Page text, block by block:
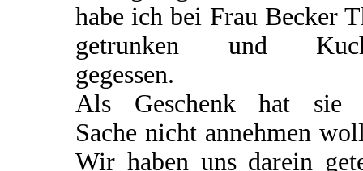
habe ich bei Frau Becker
getrunken und
gegessen.
Als Geschenk hat sie
Sache nicht annehmen
Wir haben uns darein